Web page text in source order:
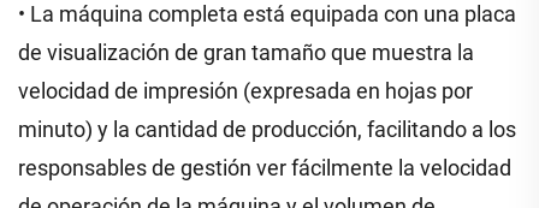
• La máquina completa está equipada con una placa
de visualización de gran tamaño que muestra la
velocidad de impresión (expresada en hojas por
minuto) y la cantidad de producción, facilitando a los
responsables de gestión ver fácilmente la velocidad